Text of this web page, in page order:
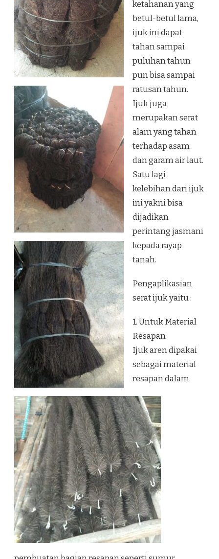
ketahanan yang
betul-betul lama,
ijuk ini dapat
tahan sampai
puluhan tahun
pun bisa sampai
ratusan tahun.
Ijuk juga
merupakan serat
alam yang tahan
terhadap asam
dan garam air laut.
Satu lagi
kelebihan dari ijuk
ini yakni bisa
dijadikan
perintang jasmani
kepada rayap
tanah.
Pengaplikasian
serat ijuk yaitu :
1. Untuk Material
Resapan
Ijuk aren dipakai
sebagai material
resapan dalam